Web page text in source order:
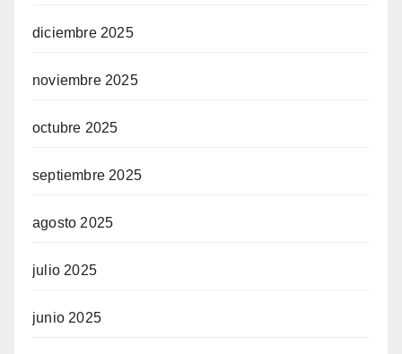
diciembre 2025
noviembre 2025
octubre 2025
septiembre 2025
agosto 2025
julio 2025
junio 2025